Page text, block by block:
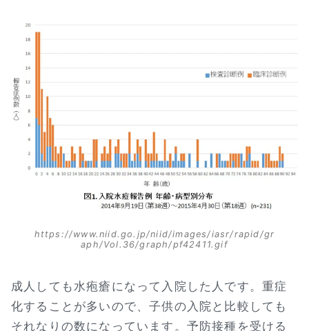
https://www.niid.go.jp/niid/images/iasr/rapid/gr
aph/Vol.36/graph/pf42411.gif
成人しても水疱瘡になって入院した人です。重症
化することが多いので、子供の入院と比較しても
それなりの数になっています。予防接種を受ける